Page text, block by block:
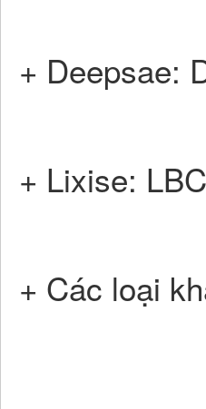
+ Deepsae:
+ Lixise:
+ Các loại